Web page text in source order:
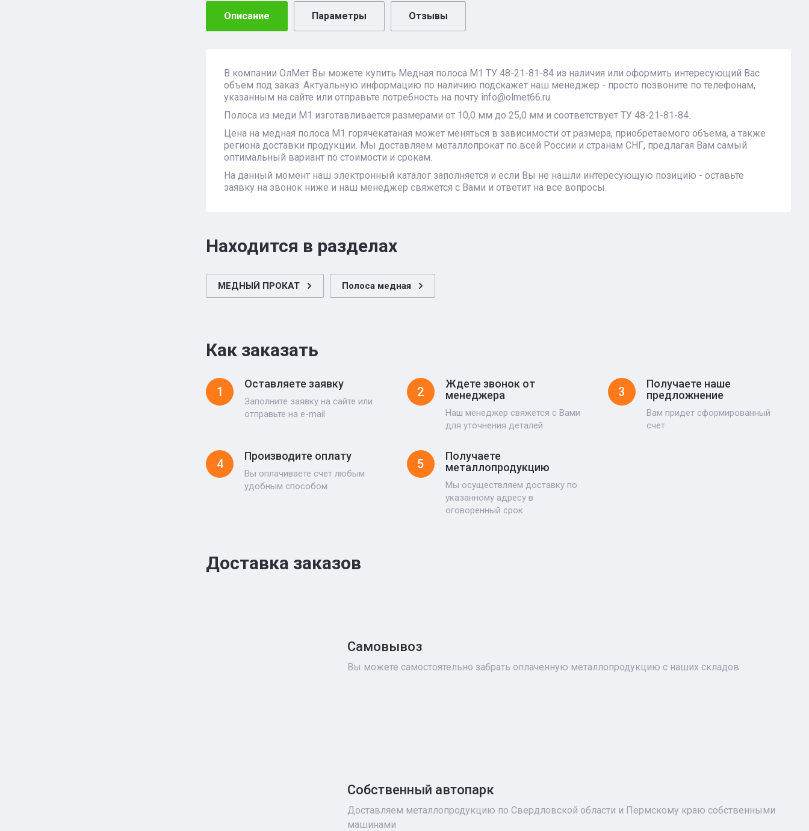
Описание Параметры Отзывы
В компании ОлМет Вы можете купить Медная полоса М1 ТУ 48-21-81-84 из наличия или оформить интересующий Вас
объем под заказ. Актуальную информацию по наличию подскажет наш менеджер - просто позвоните по телефонам,
указанным на сайте или отправьте потребность на почту info@olmet66.ru.
Полоса из меди М1 изготавливается размерами от 10,0 мм до 25,0 мм и соответствует ТУ 48-21-81-84.
Цена на медная полоса М1 горячекатаная может меняться в зависимости от размера, приобретаемого объема, а также
региона доставки продукции. Мы доставляем металлопрокат по всей России и странам СНГ, предлагая Вам самый
оптимальный вариант по стоимости и срокам.
На данный момент наш электронный каталог заполняется и если Вы не нашли интересующую позицию - оставьте
заявку на звонок ниже и наш менеджер свяжется с Вами и ответит на все вопросы.
Находится в разделах
МЕДНЫЙ ПРОКАТ Полоса медная
Как заказать
1
Оставляете заявку
Заполните заявку на сайте или
отправьте на e-mail
2
Ждете звонок от
менеджера
Наш менеджер свяжется с Вами
для уточнения деталей
3
Получаете наше
предложнение
Вам придет сформированный
счет
4
Производите оплату
Вы оплачиваете счет любым
удобным способом
5
Получаете
металлопродукцию
Мы осуществляем доставку по
указанному адресу в
оговоренный срок
Доставка заказов
Самовывоз
Вы можете самостоятельно забрать оплаченную металлопродукцию с наших складов
Собственный автопарк
Доставляем металлопродукцию по Свердловской области и Пермскому краю собственными
машинами